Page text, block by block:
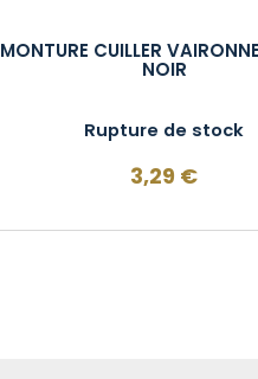
MONTURE CUILLER
NOIR
Rupture de stock
3,29 €